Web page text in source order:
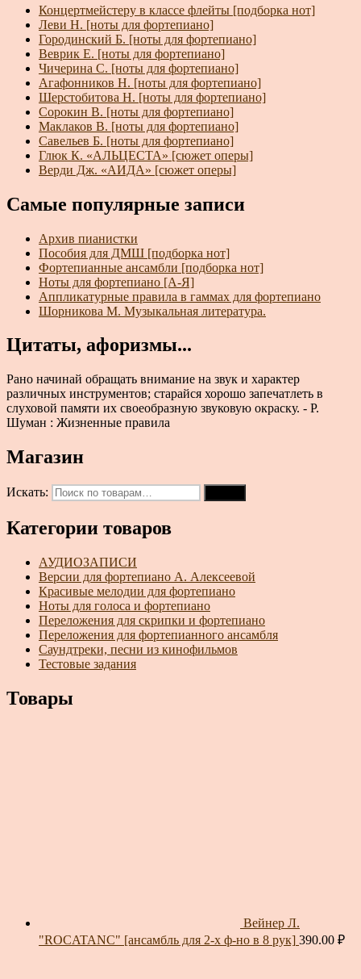
Концертмейстеру в классе флейты [подборка нот]
Леви Н. [ноты для фортепиано]
Городинский Б. [ноты для фортепиано]
Веврик Е. [ноты для фортепиано]
Чичерина С. [ноты для фортепиано]
Агафонников Н. [ноты для фортепиано]
Шерстобитова Н. [ноты для фортепиано]
Сорокин В. [ноты для фортепиано]
Маклаков В. [ноты для фортепиано]
Савельев Б. [ноты для фортепиано]
Глюк К. «АЛЬЦЕСТА» [сюжет оперы]
Верди Дж. «АИДА» [сюжет оперы]
Самые популярные записи
Архив пианистки
Пособия для ДМШ [подборка нот]
Фортепианные ансамбли [подборка нот]
Ноты для фортепиано [А-Я]
Аппликатурные правила в гаммах для фортепиано
Шорникова М. Музыкальная литература.
Цитаты, афоризмы...
Рано начинай обращать внимание на звук и характер
различных инструментов; старайся хорошо запечатлеть в
слуховой памяти их своеобразную звуковую окраску. - Р.
Шуман : Жизненные правила
Магазин
Искать:
Категории товаров
АУДИОЗАПИСИ
Версии для фортепиано А. Алексеевой
Красивые мелодии для фортепиано
Ноты для голоса и фортепиано
Переложения для скрипки и фортепиано
Переложения для фортепианного ансамбля
Саундтреки, песни из кинофильмов
Тестовые задания
Товары
Вейнер Л.
"ROCATANC" [ансамбль для 2-х ф-но в 8 рук] 390.00 ₽